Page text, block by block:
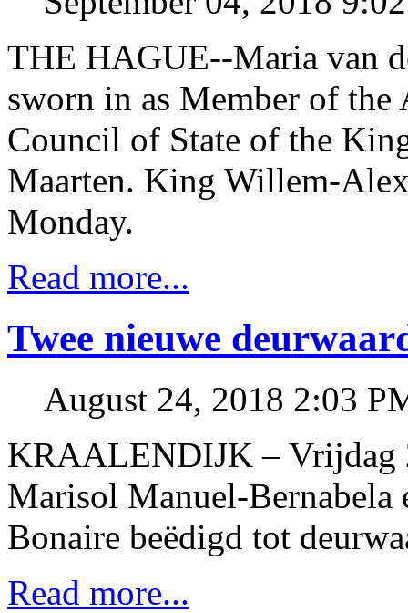
THE HAGUE--Maria van
sworn in as Member of
Council of State of the
Maarten. King Willem-
Monday.
Read more...
Twee nieuwe
August 24, 2018 2:03
KRAALENDIJK – Vrijdag
Marisol Manuel-Bernabela
Bonaire beëdigd tot
Read more...